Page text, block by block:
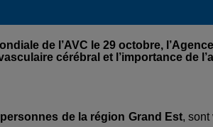
de l’AVC le 29 octobre,
cérébral et l’importance de
personnes de la région Grand Est, sont